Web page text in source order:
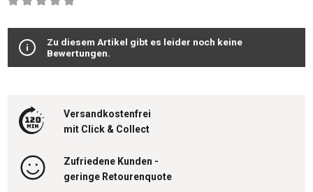
Durchschnittliche Bewertung von 0 von 5 Sternen
Zu diesem Artikel gibt es leider noch keine
Bewertungen.
Versandkostenfrei
mit Click & Collect
Zufriedene Kunden -
geringe Retourenquote